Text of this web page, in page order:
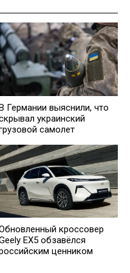
Германии выяснили, что
украинский
самолет
кроссовер
EX5 обзавёлся
ценником